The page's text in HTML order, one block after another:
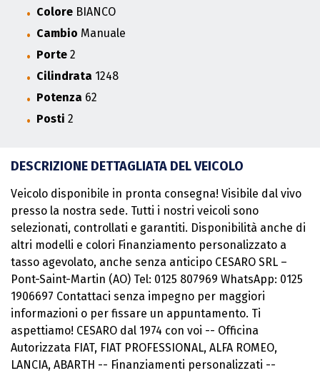
Colore BIANCO
Cambio Manuale
Porte2
Cilindrata 1248
Potenza 62
Posti2
DESCRIZIONE DETTAGLIATA DEL VEICOLO
Veicolo disponibile in pronta consegna! Visibile dal vivo
presso la nostra sede. Tutti i nostri veicoli sono
selezionati, controllati e garantiti. Disponibilità anche di
altri modelli e colori Finanziamento personalizzato a
tasso agevolato, anche senza anticipo CESARO SRL –
Pont-Saint-Martin (AO) Tel: 0125 807969 WhatsApp: 0125
1906697 Contattaci senza impegno per maggiori
informazioni o per fissare un appuntamento. Ti
aspettiamo! CESARO dal 1974 con voi -- Officina
Autorizzata FIAT, FIAT PROFESSIONAL, ALFA ROMEO,
LANCIA, ABARTH -- Finanziamenti personalizzati --